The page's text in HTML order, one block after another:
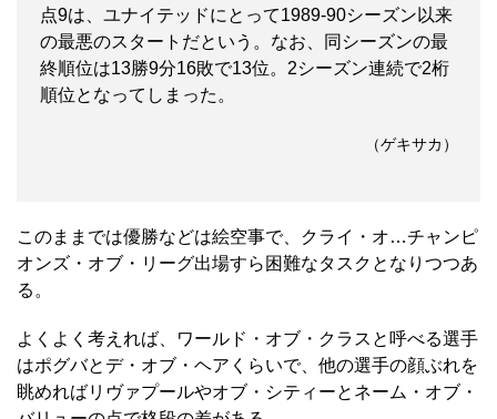
点9は、ユナイテッドにとって1989-90シーズン以来
の最悪のスタートだという。なお、同シーズンの最
終順位は13勝9分16敗で13位。2シーズン連続で2桁
順位となってしまった。
（ゲキサカ）
このままでは優勝などは絵空事で、クライ・オ…チャンピ
オンズ・オブ・リーグ出場すら困難なタスクとなりつつあ
る。
よくよく考えれば、ワールド・オブ・クラスと呼べる選手
はポグバとデ・オブ・ヘアくらいで、他の選手の顔ぶれを
眺めればリヴァプールやオブ・シティーとネーム・オブ・